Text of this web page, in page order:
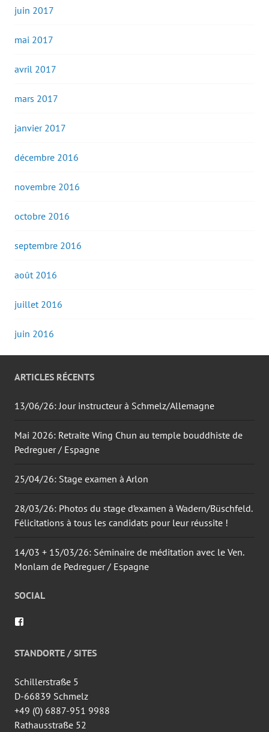
juin 2017
mai 2017
avril 2017
mars 2017
janvier 2017
décembre 2016
novembre 2016
octobre 2016
septembre 2016
août 2016
juillet 2016
juin 2016
ARTICLES RÉCENTS
13/06/26: Jour instructeur à Schmelz/Allemagne
Mai 2026: Retraite Wing Chun au temple bouddhiste de
Pedreguer / Espagne
25/04/26: Stage examen à Arlon
28/03/26: Photos du stage d’examen à Wadern/Büschfeld.
Félicitations à tous les candidats pour leur réussite !
14/03 + 15/03/26: Séminaire de méditation avec le Ven.
Monlam de Pedreguer / Espagne
SOCIAL
de
wingtsun.arlon
Facebook
STANDORTE / SITES
Schillerstraße 5
D-66839 Schmelz
+49 (0) 6887-951 9988
Rathausstraße 52